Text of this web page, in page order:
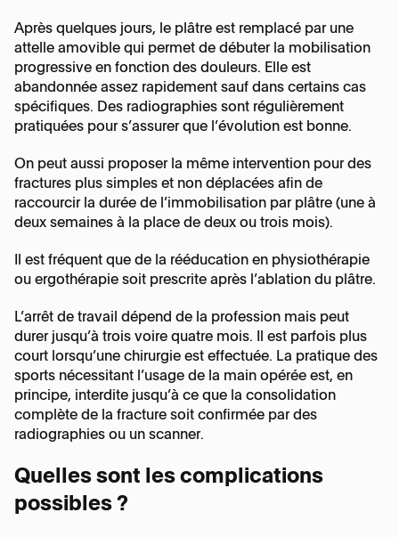
Après quelques jours, le plâtre est remplacé par une
attelle amovible qui permet de débuter la mobilisation
progressive en fonction des douleurs. Elle est
abandonnée assez rapidement sauf dans certains cas
spécifiques. Des radiographies sont régulièrement
pratiquées pour s’assurer que l’évolution est bonne.
On peut aussi proposer la même intervention pour des
fractures plus simples et non déplacées afin de
raccourcir la durée de l’immobilisation par plâtre (une à
deux semaines à la place de deux ou trois mois).
Il est fréquent que de la rééducation en physiothérapie
ou ergothérapie soit prescrite après l’ablation du plâtre.
L’arrêt de travail dépend de la profession mais peut
durer jusqu’à trois voire quatre mois. Il est parfois plus
court lorsqu’une chirurgie est effectuée. La pratique des
sports nécessitant l’usage de la main opérée est, en
principe, interdite jusqu’à ce que la consolidation
complète de la fracture soit confirmée par des
radiographies ou un scanner.
Quelles sont les complications
possibles ?